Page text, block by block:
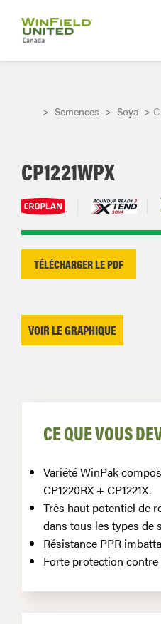
Semences Soya
CP1221WPX
TÉLÉCHARGER LE PDF
VOIR LE GRAPHIQUE
CE QUE VOUS
Variété WinPak
CP1220RX + CP1221X.
Très haut potentiel de
dans tous les types de
Résistance PPR
Forte protection contre